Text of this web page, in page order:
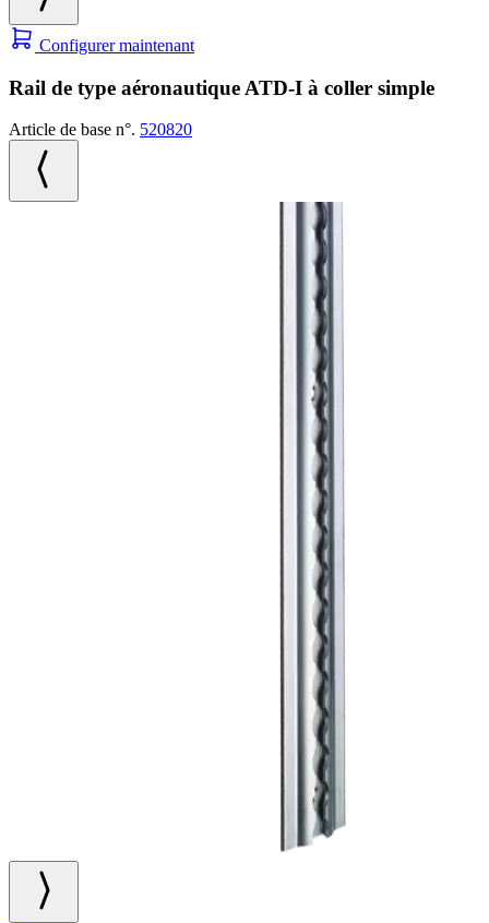
Configurer maintenant
Rail de type aéronautique ATD-I à coller simple
Article de base n°. 520820